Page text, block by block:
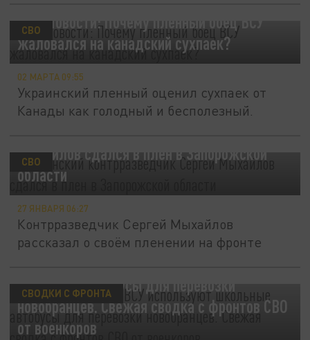
РИА Новости: Почему пленный боец ВСУ
жаловался на канадский сухпаек?
СВО
02 МАРТА 09:55
Украинский пленный оценил сухпаек от
Канады как голодный и бесполезный.
Мыхайлов сдался в плен в Запорожской
области
СВО
27 ЯНВАРЯ 06:27
Контрразведчик Сергей Мыхайлов
рассказал о своём пленении на фронте
школьные автобусы для перевозки
новобранцев. Свежая сводка с фронтов СВО
от военкоров
СВОДКИ С ФРОНТА